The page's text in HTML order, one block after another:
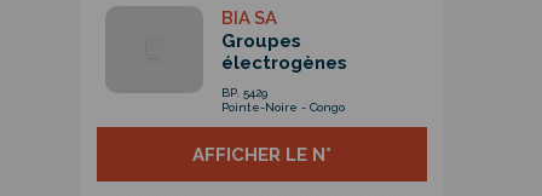
BIA SA
Groupes
électrogènes
BP. 5429
Pointe-Noire - Congo
AFFICHER LE N°